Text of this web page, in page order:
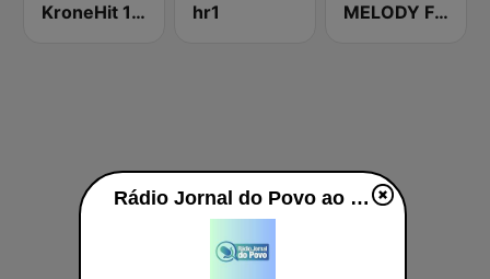
KroneHit 105.8 hr1 MELODY FM
Rádio Jornal do Povo ao vivo